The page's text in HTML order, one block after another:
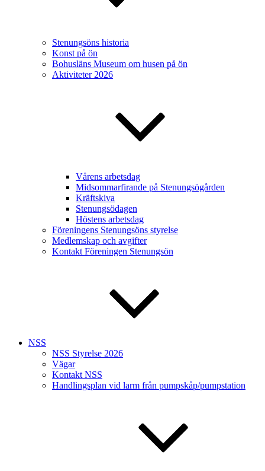
Stenungsöns historia
Konst på ön
Bohusläns Museum om husen på ön
Aktiviteter 2026
Vårens arbetsdag
Midsommarfirande på Stenungsögården
Kräftskiva
Stenungsödagen
Höstens arbetsdag
Föreningens Stenungsöns styrelse
Medlemskap och avgifter
Kontakt Föreningen Stenungsön
NSS
NSS Styrelse 2026
Vägar
Kontakt NSS
Handlingsplan vid larm från pumpskåp/pumpstation